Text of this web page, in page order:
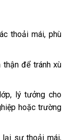
thoải mái, phù
để tránh xù
lý tưởng cho
hoặc trường
lại sự thoải mái,